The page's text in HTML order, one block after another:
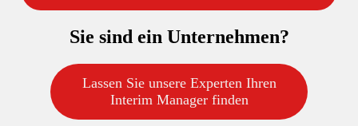
Sie sind ein Unternehmen?
Lassen Sie unsere Experten Ihren
Interim Manager finden